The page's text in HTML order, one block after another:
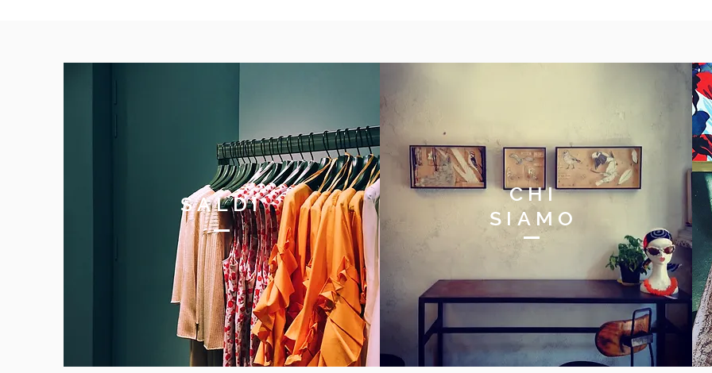
SALDI
CHI
SIAMO